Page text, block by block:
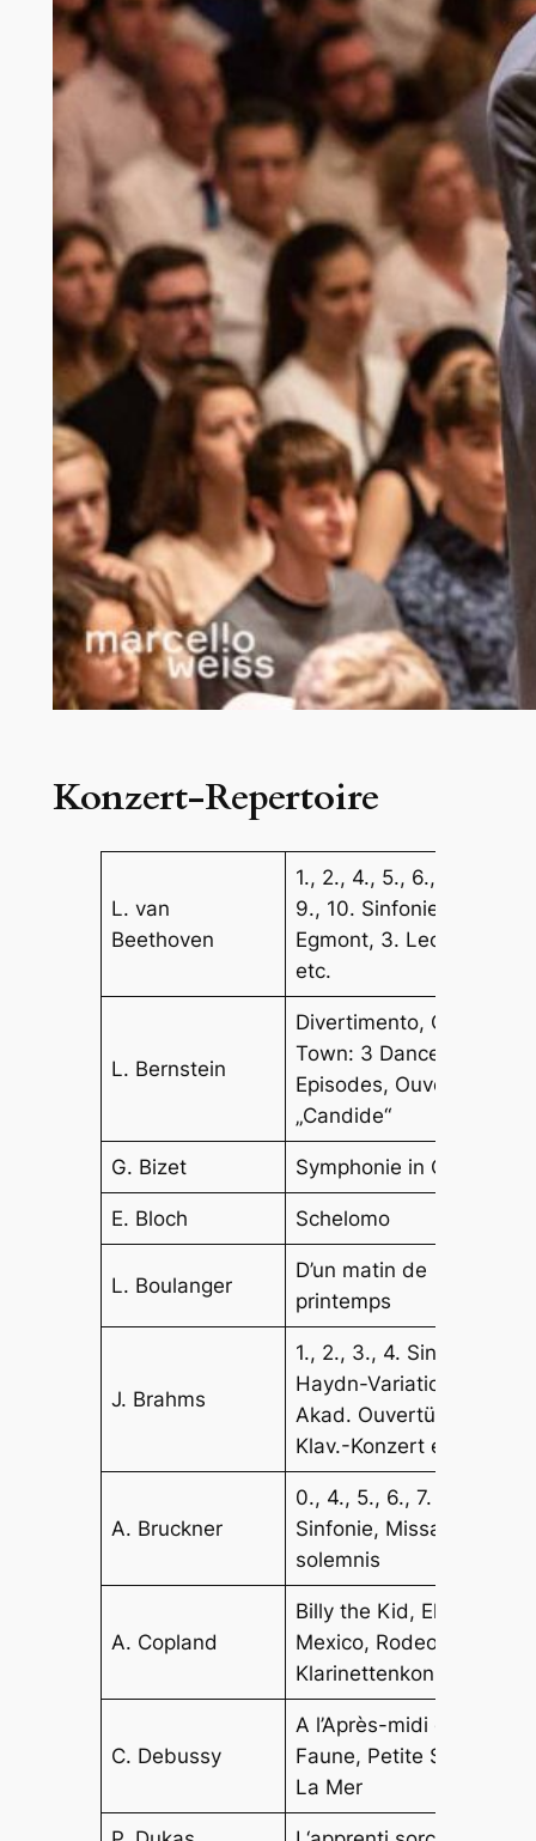
Konzert-Repertoire
L. van
Beethoven
1., 2., 4., 5., 6., 7., 8.,
9., 10. Sinfonie,
Egmont, 3. Leonore
etc.
L. Bernstein
Divertimento, On the
Town: 3 Dance
Episodes, Ouvertüre
„Candide“
G. Bizet Symphonie in C
E. Bloch Schelomo
L. Boulanger
D’un matin de
printemps
J. Brahms
1., 2., 3., 4. Sinfonie,
Haydn-Variationen,
Akad. Ouvertüre, 1.
Klav.-Konzert etc.
A. Bruckner
0., 4., 5., 6., 7.
Sinfonie, Missa
solemnis
A. Copland
Billy the Kid, El Salon
Mexico, Rodeo,
Klarinettenkonzert
C. Debussy
A l’Après-midi d’un
Faune, Petite Suite,
La Mer